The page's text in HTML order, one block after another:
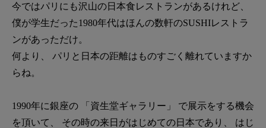
今ではパリにも沢山の日本食レストランがあるけれど、
僕が学生だった1980年代はほんの数軒のSUSHIレストラ
ンがあっただけ。
何より、 パリと日本の距離はものすごく離れていますか
らね。
1990年に銀座の 「資生堂ギャラリー」 で展示をする機会
を頂いて、 その時の来日がはじめての日本であり、 はじ